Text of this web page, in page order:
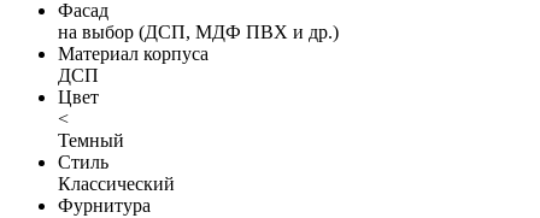
Фасад
на выбор (ДСП, МДФ ПВХ и др.)
Материал корпуса
ДСП
Цвет
<
Темный
Стиль
Классический
Фурнитура